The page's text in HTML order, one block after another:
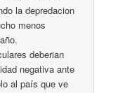
la depredacion
menos
deberian
negativa ante
al país que ve